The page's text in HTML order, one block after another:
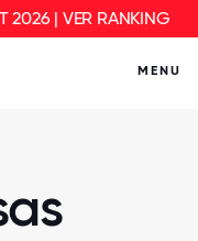
| VER RANKING
MENU